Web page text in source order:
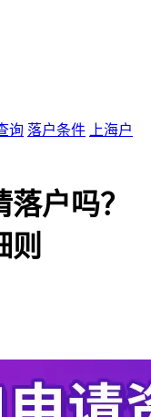
询 落户条件
上海户
户吗？
则